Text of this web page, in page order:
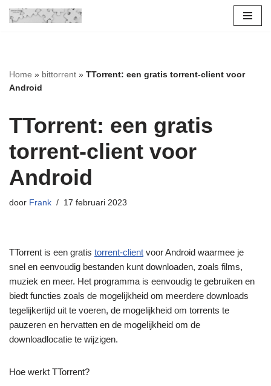
inhoud
Home » bittorrent » TTorrent: een gratis torrent-client voor
Android
TTorrent: een gratis
torrent-client voor
Android
door Frank 17 februari 2023
TTorrent is een gratis torrent-client voor Android waarmee je
snel en eenvoudig bestanden kunt downloaden, zoals films,
muziek en meer. Het programma is eenvoudig te gebruiken en
biedt functies zoals de mogelijkheid om meerdere downloads
tegelijkertijd uit te voeren, de mogelijkheid om torrents te
pauzeren en hervatten en de mogelijkheid om de
downloadlocatie te wijzigen.
Hoe werkt TTorrent?